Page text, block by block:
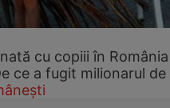
cu copiii în
ce a fugit milionarul de